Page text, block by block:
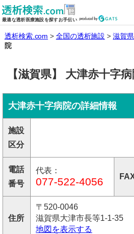
最適な透析医療施設を探すお手伝い
全国の透析施設を
透析検索.com 全国の透析施設 滋賀
院
【滋賀県】 大津赤十字
大津赤十字病院の詳細情報
施設
区分
電話
番号
代表：
077-522-4056
住所
〒520-0046
滋賀県大津市長等1-1-35
地図を表示する